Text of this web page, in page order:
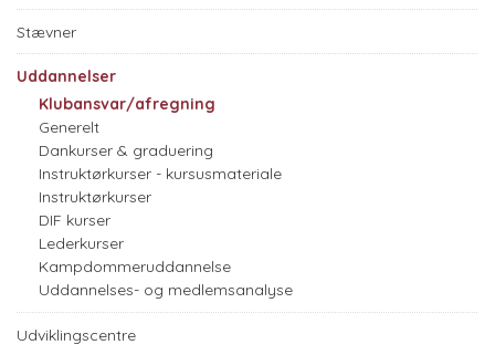
Stævner
Uddannelser
Klubansvar/afregning
Generelt
Dankurser & graduering
Instruktørkurser - kursusmateriale
Instruktørkurser
DIF kurser
Lederkurser
Kampdommeruddannelse
Uddannelses- og medlemsanalyse
Udviklingscentre